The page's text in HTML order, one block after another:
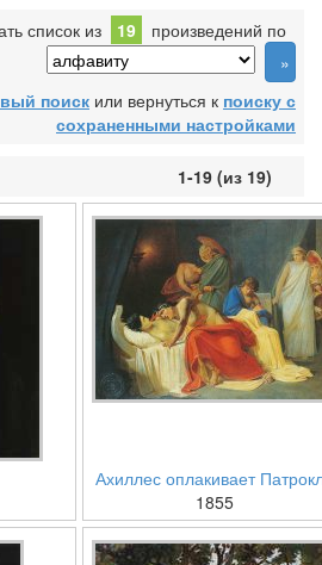
список из 19 произведений по
поиск или вернуться к поиску с
сохраненными настройками
1-19 (из 19)
Ахиллес оплакивает
1855